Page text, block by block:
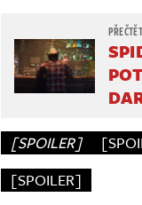
[SPOILER]
[SPOILER]